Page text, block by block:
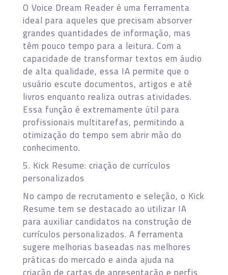
O Voice Dream Reader é uma ferramenta
ideal para aqueles que precisam absorver
grandes quantidades de informação, mas
têm pouco tempo para a leitura. Com a
capacidade de transformar textos em áudio
de alta qualidade, essa IA permite que o
usuário escute documentos, artigos e até
livros enquanto realiza outras atividades.
Essa função é extremamente útil para
profissionais multitarefas, permitindo a
otimização do tempo sem abrir mão do
conhecimento.
5. Kick Resume: criação de currículos
personalizados
No campo de recrutamento e seleção, o Kick
Resume tem se destacado ao utilizar IA
para auxiliar candidatos na construção de
currículos personalizados. A ferramenta
sugere melhorias baseadas nas melhores
práticas do mercado e ainda ajuda na
criação de cartas de apresentação e perfis